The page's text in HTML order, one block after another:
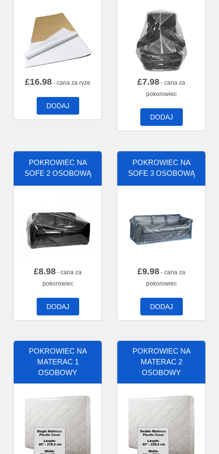
£16.98 - cana za ryze
DODAJ
£7.98 - cana za
pokorowiec
DODAJ
POKROWIEC NA
SOFE 2 OSOBOWĄ
£8.98 - cana za
pokorowiec
DODAJ
POKROWIEC NA
SOFE 3 OSOBOWĄ
£9.98 - cana za
pokorowiec
DODAJ
POKROWIEC NA
MATERAC 1
OSOBOWY
POKROWIEC NA
MATERAC 2
OSOBOWY